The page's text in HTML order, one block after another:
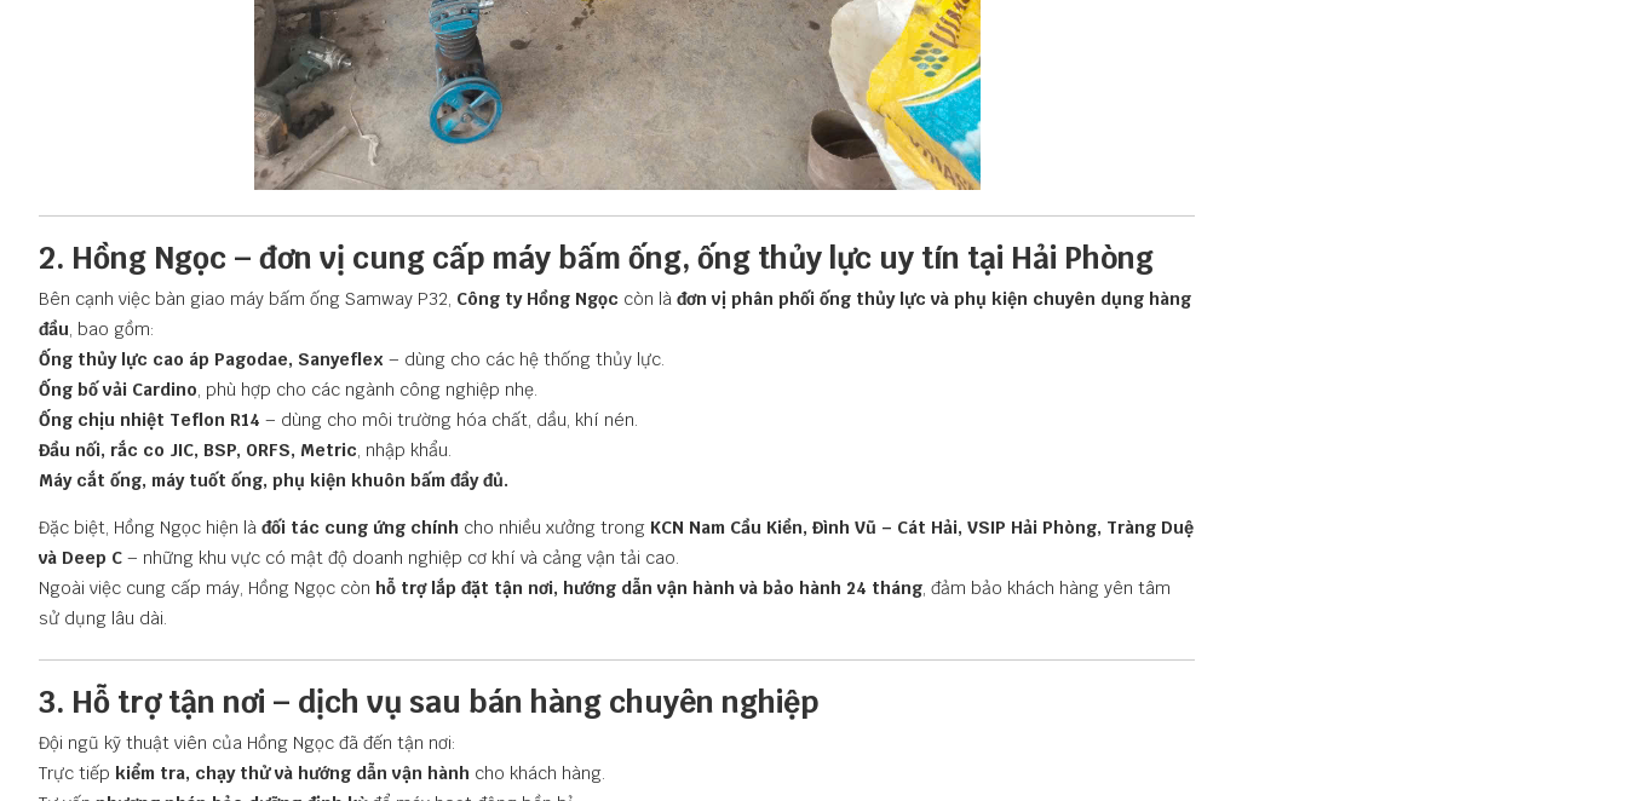
2. Hồng Ngọc – đơn vị cung cấp máy bấm ống, ống thủy lực uy tín tại Hải Phòng
Bên cạnh việc bàn giao máy bấm ống Samway P32, Công ty Hồng Ngọc còn là đơn vị phân phối ống thủy lực và phụ kiện chuyên dụng hàng
đầu, bao gồm:
Ống thủy lực cao áp Pagodae, Sanyeflex – dùng cho các hệ thống thủy lực.
Ống bố vải Cardino, phù hợp cho các ngành công nghiệp nhẹ.
Ống chịu nhiệt Teflon R14 – dùng cho môi trường hóa chất, dầu, khí nén.
Đầu nối, rắc co JIC, BSP, ORFS, Metric, nhập khẩu.
Máy cắt ống, máy tuốt ống, phụ kiện khuôn bấm đầy đủ.
Đặc biệt, Hồng Ngọc hiện là đối tác cung ứng chính cho nhiều xưởng trong KCN Nam Cầu Kiền, Đình Vũ – Cát Hải, VSIP Hải Phòng, Tràng Duệ
và Deep C – những khu vực có mật độ doanh nghiệp cơ khí và cảng vận tải cao.
Ngoài việc cung cấp máy, Hồng Ngọc còn hỗ trợ lắp đặt tận nơi, hướng dẫn vận hành và bảo hành 24 tháng, đảm bảo khách hàng yên tâm
sử dụng lâu dài.
3. Hỗ trợ tận nơi – dịch vụ sau bán hàng chuyên nghiệp
Đội ngũ kỹ thuật viên của Hồng Ngọc đã đến tận nơi:
Trực tiếp kiểm tra, chạy thử và hướng dẫn vận hành cho khách hàng.